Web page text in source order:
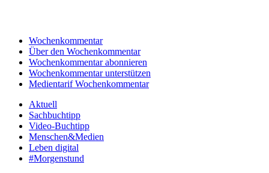
Wochenkommentar
Über den Wochenkommentar
Wochenkommentar abonnieren
Wochenkommentar unterstützen
Medientarif Wochenkommentar
Aktuell
Sachbuchtipp
Video-Buchtipp
Menschen&Medien
Leben digital
#Morgenstund